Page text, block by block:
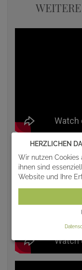
HERZLICHEN
Wir nutzen Cookies
ihnen sind
Website und Ihre